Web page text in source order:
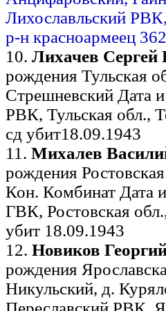
Лихославльский
р-н красноармеец
10. Лихачев Сергей
рождения Тульская
Стрешневский Дата
РВК, Тульская обл.,
сд убит18.09.1943
11. Михалев
рождения
Кон. Комбинат Дата
ГВК, Ростовская
убит 18.09.1943
12. Новиков
рождения
Никульский, д.